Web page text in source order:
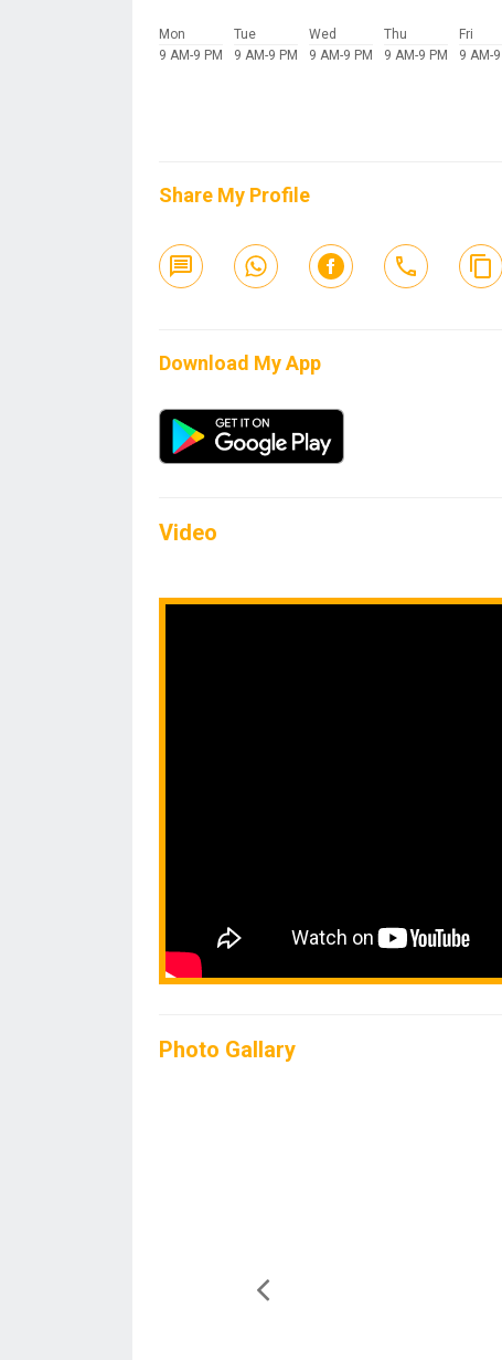
Mon
9 AM-9 PM
Tue
9 AM-9 PM
Wed
9 AM-9 PM
Thu
9 AM-9 PM
Fri
9 AM-
Share My Profile
Download My App
Video
Photo Gallary